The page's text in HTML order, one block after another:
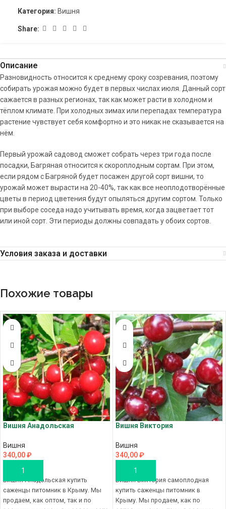
Категория: Вишня
Share:
Описание
Разновидность относится к среднему сроку созревания, поэтому
собирать урожая можно будет в первых числах июля. Данный сорт
сажается в разных регионах, так как может расти в холодном и
тёплом климате. При холодных зимах или перепадах температура
растение чувствует себя комфортно и это никак не сказывается на
нём.
Первый урожай садовод сможет собрать через три года после
посадки, Багряная относится к скороплодным сортам. При этом,
если рядом с Багряной будет посажен другой сорт вишни, то
урожай может вырасти на 20-40%, так как все неоплодотворённые
цветы в период цветения будут опыляться другим сортом. Только
при выборе соседа надо учитывать время, когда зацветает тот
или иной сорт. Эти периоды должны совпадать у обоих сортов.
Условия заказа и доставки
Похожие товары
Вишня Анадольская
Вишня
340,00₽
В КОРЗИНУ
Вишня Анадольская купить
саженцы питомник в Крыму. Мы
продаем, как оптом, так и по
Вишня Виктория
Вишня
340,00₽
В КОРЗИНУ
Вишня Виктория самоплодная
купить саженцы питомник в
Крыму. Мы продаем, как по